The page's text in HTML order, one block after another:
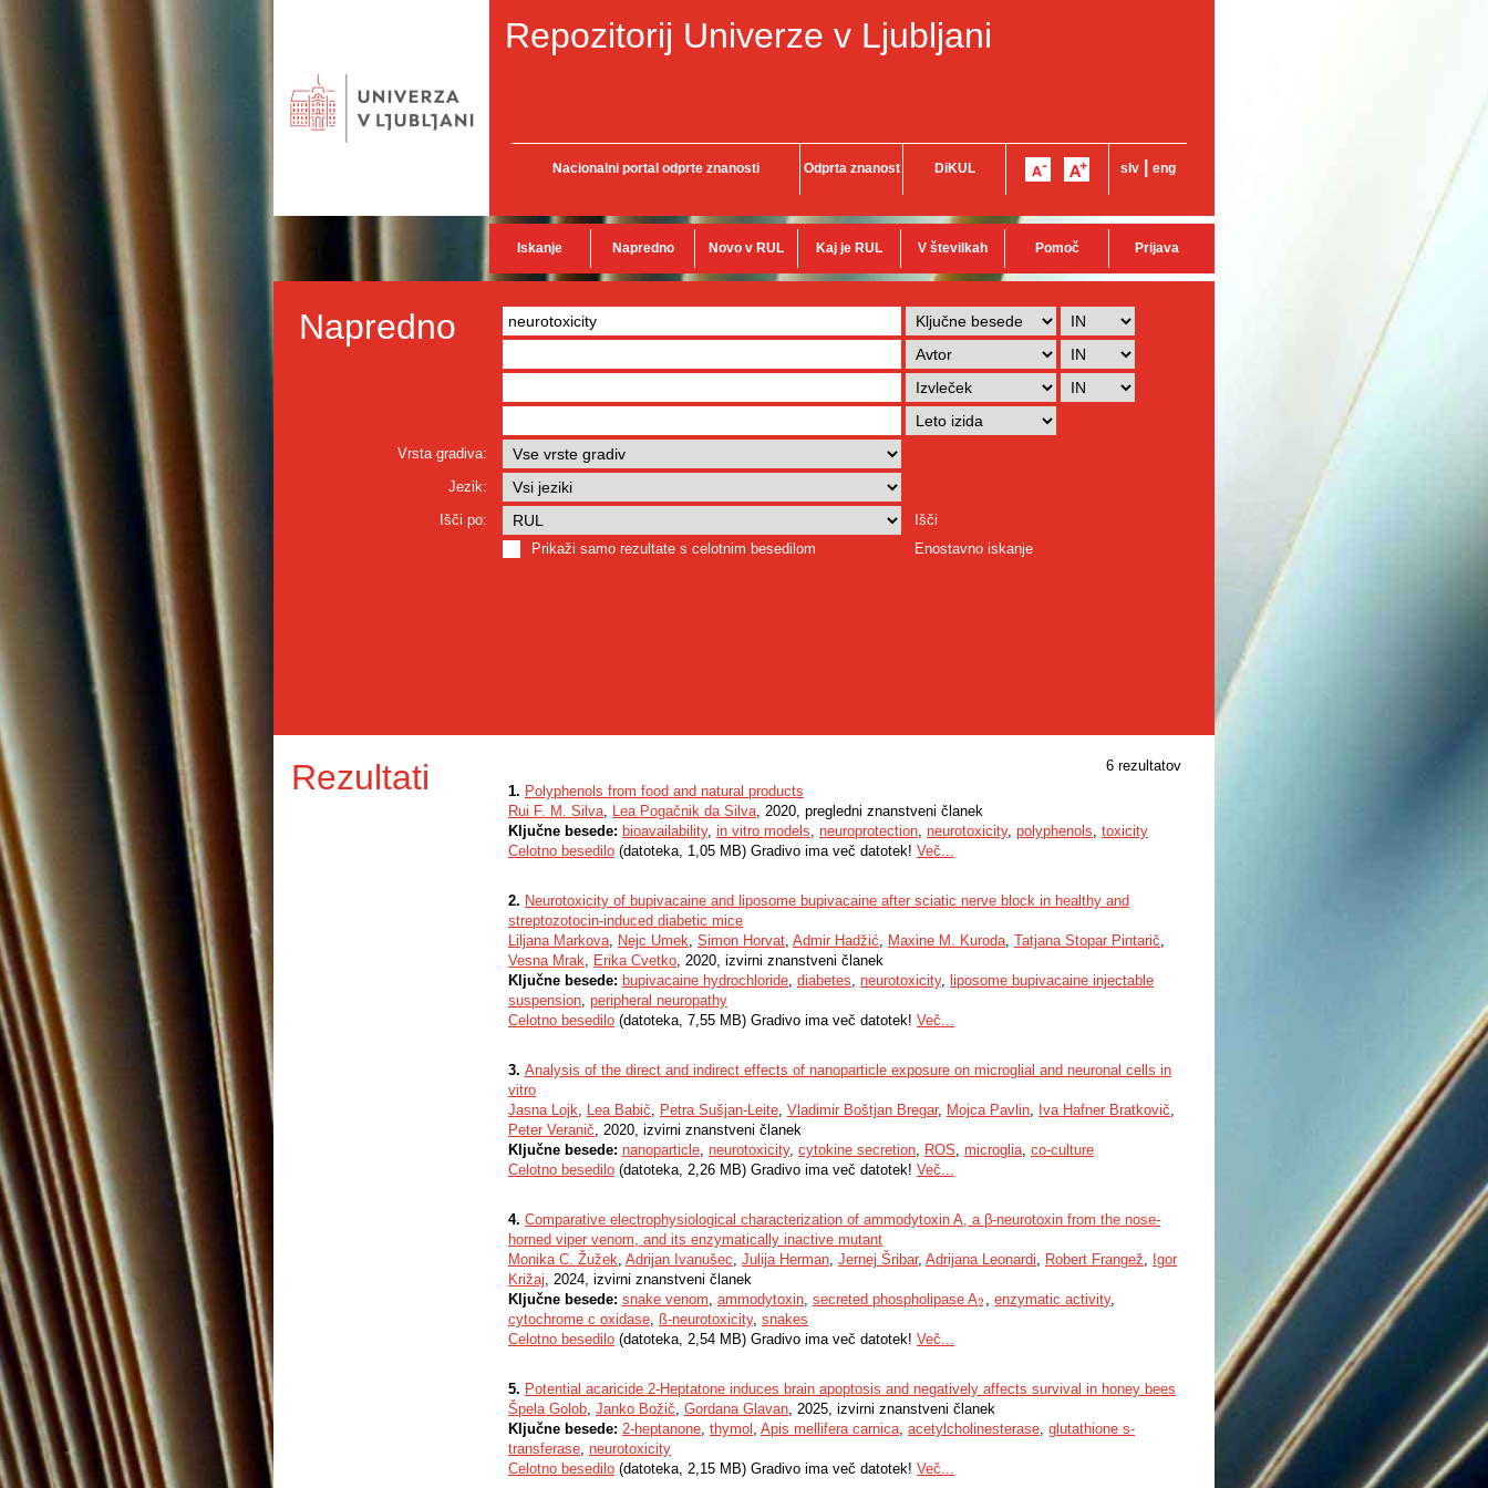
Repozitorij Univerze v Ljubljani
Nacionalni portal odprte znanosti Odprta znanost DiKUL slv eng
Iskanje Napredno Novo v RUL Kaj je RUL V številkah Pomoč Prijava
Napredno
Vrsta gradiva:
Jezik:
Išči po:
Išči
Prikaži samo rezultate s celotnim besedilom
Enostavno iskanje
Rezultati
6 rezultatov
1. Polyphenols from food and natural products
Rui F. M. Silva, Lea Pogačnik da Silva, 2020, pregledni znanstveni članek
Ključne besede: bioavailability, in vitro models, neuroprotection, neurotoxicity, polyphenols, toxicity
Celotno besedilo (datoteka, 1,05 MB) Gradivo ima več datotek! Več...
2. Neurotoxicity of bupivacaine and liposome bupivacaine after sciatic nerve block in healthy and
streptozotocin-induced diabetic mice
Liljana Markova, Nejc Umek, Simon Horvat, Admir Hadžić, Maxine M. Kuroda, Tatjana Stopar Pintarič,
Vesna Mrak, Erika Cvetko, 2020, izvirni znanstveni članek
Ključne besede: bupivacaine hydrochloride, diabetes, neurotoxicity, liposome bupivacaine injectable
suspension, peripheral neuropathy
Celotno besedilo (datoteka, 7,55 MB) Gradivo ima več datotek! Več...
3. Analysis of the direct and indirect effects of nanoparticle exposure on microglial and neuronal cells in
vitro
Jasna Lojk, Lea Babič, Petra Sušjan-Leite, Vladimir Boštjan Bregar, Mojca Pavlin, Iva Hafner Bratkovič,
Peter Veranič, 2020, izvirni znanstveni članek
Ključne besede: nanoparticle, neurotoxicity, cytokine secretion, ROS, microglia, co-culture
Celotno besedilo (datoteka, 2,26 MB) Gradivo ima več datotek! Več...
4. Comparative electrophysiological characterization of ammodytoxin A, a β-neurotoxin from the nose-
horned viper venom, and its enzymatically inactive mutant
Monika C. Žužek, Adrijan Ivanušec, Julija Herman, Jernej Šribar, Adrijana Leonardi, Robert Frangež, Igor
Križaj, 2024, izvirni znanstveni članek
Ključne besede: snake venom, ammodytoxin, secreted phospholipase A2
2 ,enzymatic activity,
cytochrome c oxidase, ß-neurotoxicity, snakes
Celotno besedilo (datoteka, 2,54 MB) Gradivo ima več datotek! Več...
5. Potential acaricide 2-Heptatone induces brain apoptosis and negatively affects survival in honey bees
Špela Golob, Janko Božič, Gordana Glavan, 2025, izvirni znanstveni članek
Ključne besede: 2-heptanone, thymol , Apis mellifera carnica, acetylcholinesterase, glutathione s-
transferase, neurotoxicity
Celotno besedilo (datoteka, 2,15 MB) Gradivo ima več datotek! Več...